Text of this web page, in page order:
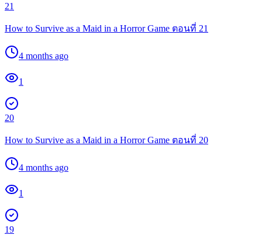
21
How to Survive as a Maid in a Horror Game ตอนที่ 21
4 months ago
1
20
How to Survive as a Maid in a Horror Game ตอนที่ 20
4 months ago
1
19